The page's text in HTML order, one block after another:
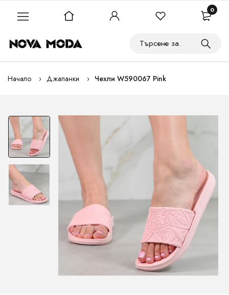
Начало Джапанки Чехли W590067 Pink
0